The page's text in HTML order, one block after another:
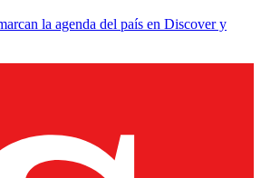
la agenda del país en Discover y